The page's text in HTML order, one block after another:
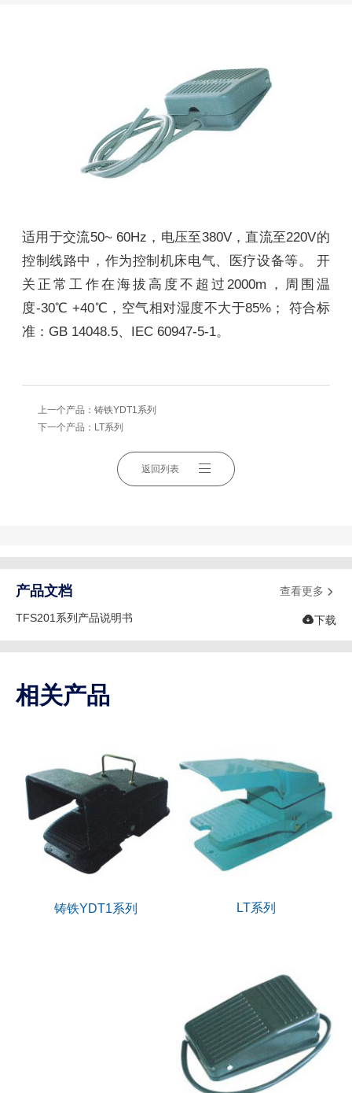
适用于交流50~ 60Hz，电压至380V，直流至220V的
控制线路中，作为控制机床电气、医疗设备等。 开
关正常工作在海拔高度不超过2000m，周围温
度-30℃ +40℃，空气相对湿度不大于85%； 符合标
准：GB 14048.5、IEC 60947-5-1。
上一个产品：铸铁YDT1系列
下一个产品： LT系列
返回列表
产品文档 查看更多 
TFS201系列产品说明书 下载
相关产品
铸铁YDT1系列 LT系列